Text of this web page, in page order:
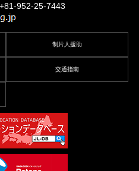
952-25-7443
制片人援助
交通指南